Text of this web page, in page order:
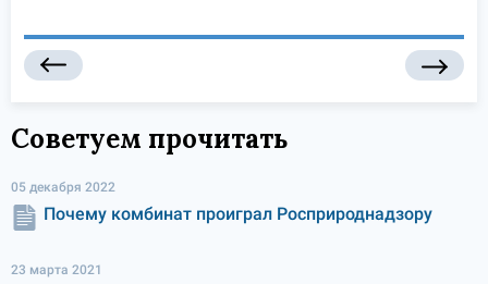
Советуем прочитать
05 декабря 2022
Почему комбинат проиграл Росприроднадзору
23 марта 2021